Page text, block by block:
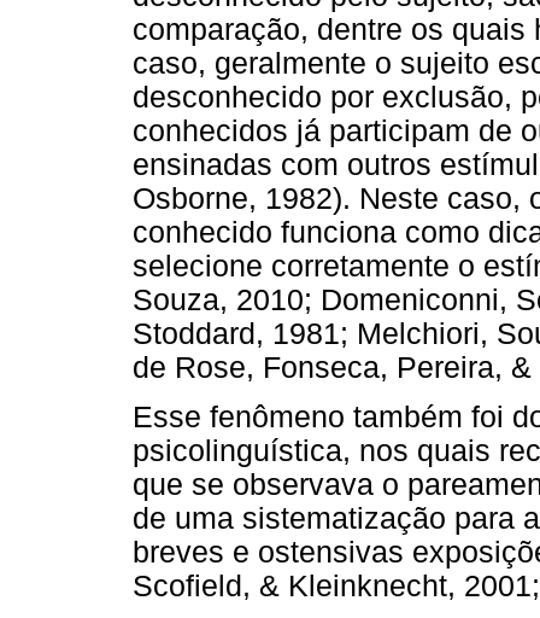
comparação, dentre os
caso, geralmente o sujeito
desconhecido por exclusão,
conhecidos já participam de
ensinadas com outros
Osborne, 1982). Neste caso,
conhecido funciona como
selecione corretamente o
Souza, 2010; Domeniconni,
Stoddard, 1981; Melchiori,
de Rose, Fonseca, Pereira,
Esse fenômeno também foi
psicolinguística, nos quais
que se observava o
de uma sistematização para
breves e ostensivas
Scofield, & Kleinknecht,